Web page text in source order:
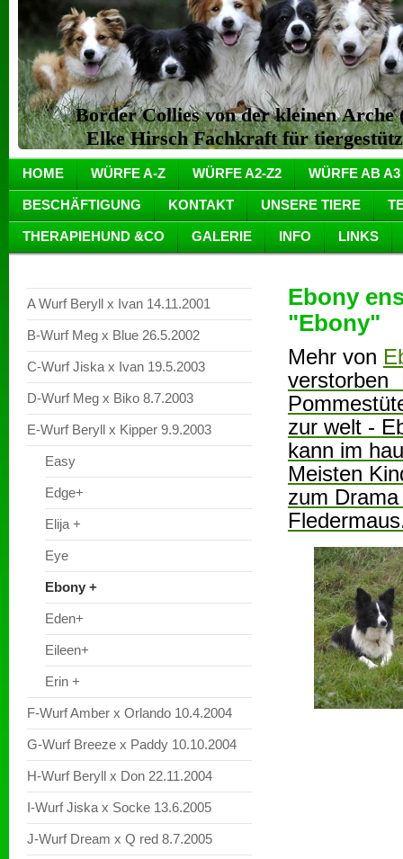
Border Collies von der kleinen
Elke Hirsch Fachkraft für
HOME WÜRFE A-Z WÜRFE A2-Z2 WÜRFE AB A3
BESCHÄFTIGUNG KONTAKT UNSERE TIERE
THERAPIEHUND &CO GALERIE INFO LINKS
A Wurf Beryll x Ivan 14.11.2001
B-Wurf Meg x Blue 26.5.2002
C-Wurf Jiska x Ivan 19.5.2003
D-Wurf Meg x Biko 8.7.2003
E-Wurf Beryll x Kipper 9.9.2003
Easy
Edge+
Elija +
Eye
Ebony +
Eden+
Eileen+
Erin +
F-Wurf Amber x Orlando 10.4.2004
G-Wurf Breeze x Paddy 10.10.2004
H-Wurf Beryll x Don 22.11.2004
I-Wurf Jiska x Socke 13.6.2005
J-Wurf Dream x Q red 8.7.2005
Ebony
"Ebony"
Mehr von
verstorben
zur welt -
kann im
Meisten
zum